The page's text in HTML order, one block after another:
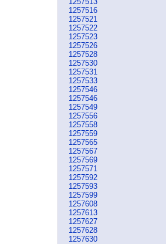
1257516
1257521
1257522
1257523
1257526
1257528
1257530
1257531
1257533
1257546
1257546
1257549
1257556
1257558
1257559
1257565
1257567
1257569
1257571
1257592
1257593
1257599
1257608
1257613
1257627
1257628
1257630